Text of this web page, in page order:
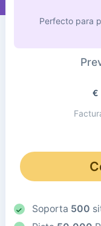
Perfecto para
€
Soporta 500